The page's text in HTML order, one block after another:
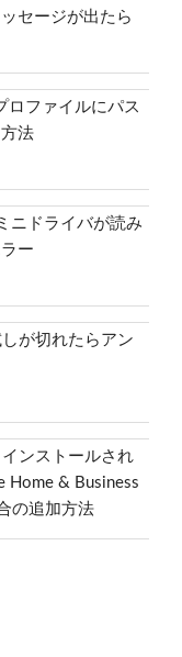
セージが出たら
ロファイルにパス
法
ニドライバが読み
ー
が切れたらアン
ンストールされ
Home & Business
の追加方法